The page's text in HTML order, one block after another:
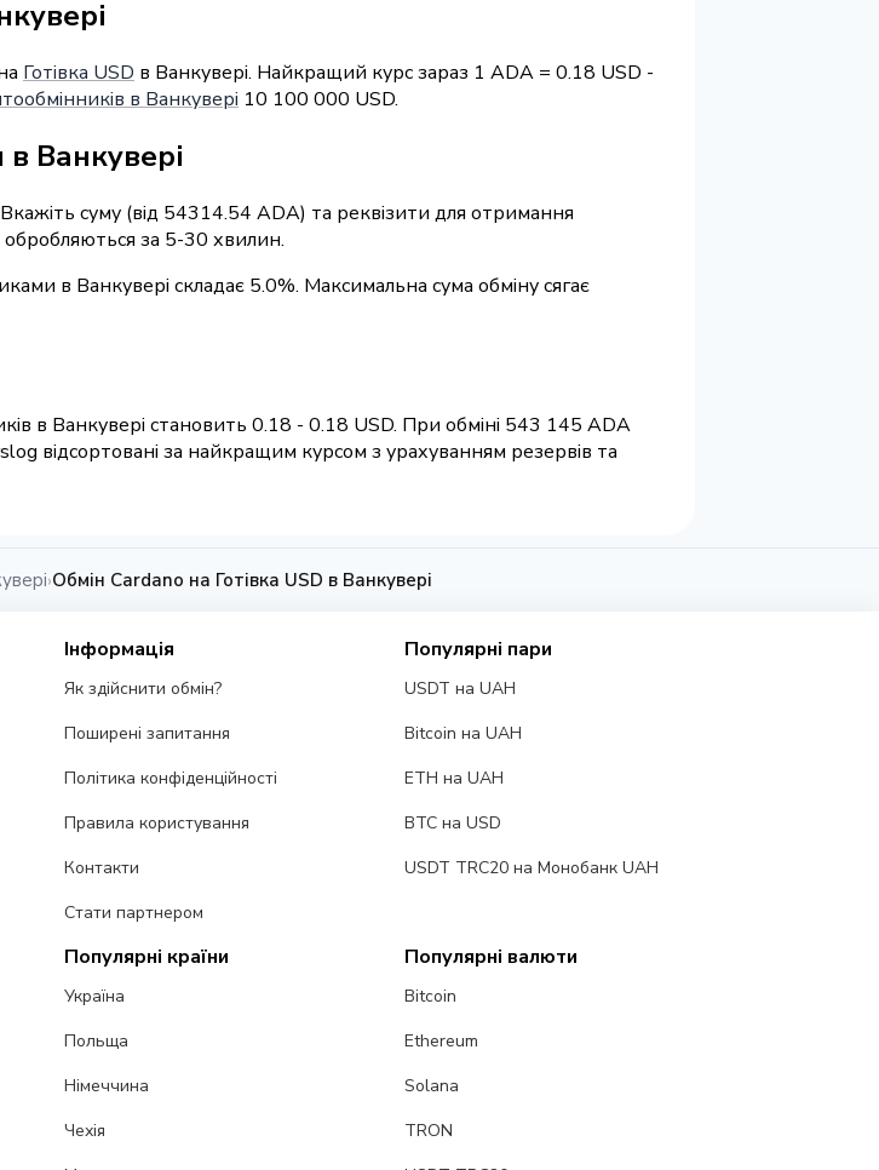
Готівка USD в Ванкувері. Найкращий курс зараз 1 ADA = 0.18 USD -
в Ванкувері 10 100 000 USD.
Ванкувері
суму (від 54314.54 ADA) та реквізити для отримання
обробляються за 5-30 хвилин.
в Ванкувері складає 5.0%. Максимальна сума обміну сягає
в Ванкувері становить 0.18 - 0.18 USD. При обміні 543 145 ADA
відсортовані за найкращим курсом з урахуванням резервів та
›Обмін Cardano на Готівка USD в Ванкувері
Інформація
Як здійснити обмін?
Поширені запитання
Політика конфіденційності
Правила користування
Контакти
Стати партнером
Популярні пари
USDT на UAH
Bitcoin на UAH
ETH на UAH
BTC на USD
USDT TRC20 на Монобанк UAH
Популярні країни
Україна
Польща
Німеччина
Чехія
Популярні валюти
Bitcoin
Ethereum
Solana
TRON